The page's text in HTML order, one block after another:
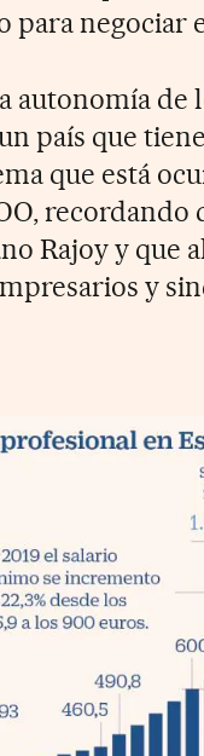
negociar
autonomía de
país que
que está
Rajoy y que
y